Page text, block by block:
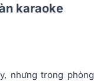
karaoke
nhưng trong phòng